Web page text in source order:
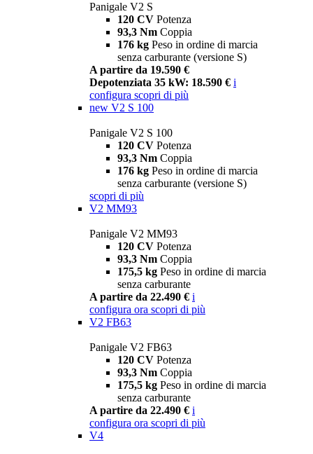
Panigale V2 S
120 CV Potenza
93,3 Nm Coppia
176 kg Peso in ordine di marcia
senza carburante (versione S)
A partire da 19.590 €
Depotenziata 35 kW: 18.590 € i
configura scopri di più
new V2 S 100
Panigale V2 S 100
120 CV Potenza
93,3 Nm Coppia
176 kg Peso in ordine di marcia
senza carburante (versione S)
scopri di più
V2 MM93
Panigale V2 MM93
120 CV Potenza
93,3 Nm Coppia
175,5 kg Peso in ordine di marcia
senza carburante
A partire da 22.490 € i
configura ora scopri di più
V2 FB63
Panigale V2 FB63
120 CV Potenza
93,3 Nm Coppia
175,5 kg Peso in ordine di marcia
senza carburante
A partire da 22.490 € i
configura ora scopri di più
V4